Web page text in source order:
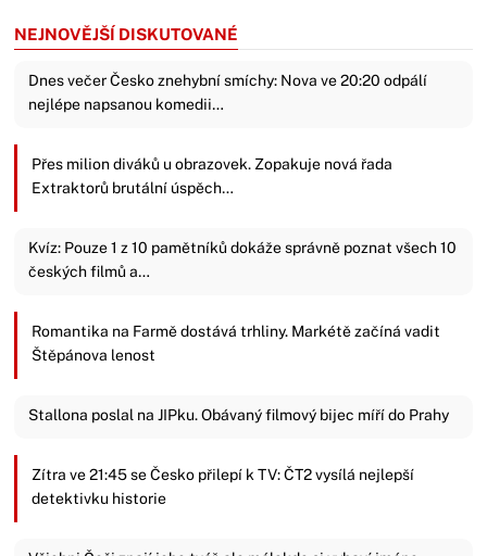
NEJNOVĚJŠÍ DISKUTOVANÉ
Dnes večer Česko znehybní smíchy: Nova ve 20:20 odpálí
nejlépe napsanou komedii…
Přes milion diváků u obrazovek. Zopakuje nová řada
Extraktorů brutální úspěch…
Kvíz: Pouze 1 z 10 pamětníků dokáže správně poznat všech 10
českých filmů a…
Romantika na Farmě dostává trhliny. Markétě začíná vadit
Štěpánova lenost
Stallona poslal na JIPku. Obávaný filmový bijec míří do Prahy
Zítra ve 21:45 se Česko přilepí k TV: ČT2 vysílá nejlepší
detektivku historie